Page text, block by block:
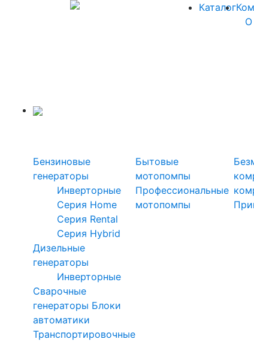
Каталог
О
Бензиновые
генераторы
Инверторные
Серия Home
Серия Rental
Серия Hybrid
Дизельные
генераторы
Инверторные
Сварочные
генераторы Блоки
автоматики
Транспортировочные
Бытовые
мотопомпы
Профессиональные
мотопомпы